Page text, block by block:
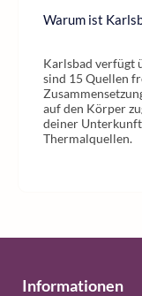
Warum ist
Karlsbad verfügt
sind 15 Quellen
auf den Körper
deiner
Thermalquellen.
Informationen